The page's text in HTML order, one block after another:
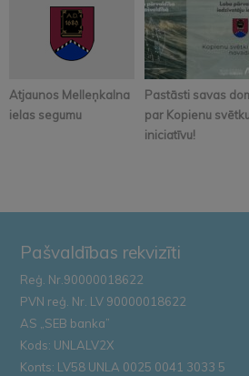
Atjaunos Melleņkalna
ielas segumu
Pastāsti savas
par Kopienu
iniciatīvu!
Pašvaldības rekvizīti
Reģ. Nr.90000018622
PVN reģ. Nr. LV 90000018622
AS „SEB banka”
Kods: UNLALV2X
Konts: LV58 UNLA 0025 0041 3033 5